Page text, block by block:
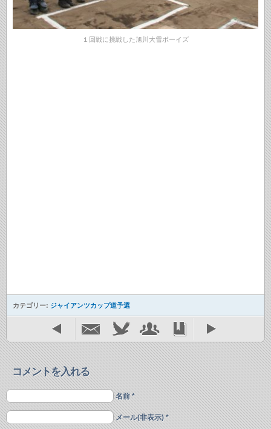
１回戦に挑戦した旭川大雪ボーイズ
カテゴリー: ジャイアンツカップ道予選
コメントを入れる
名前 *
メール(非表示) *